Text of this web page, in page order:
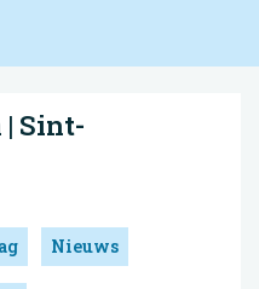
| Sint-
Nieuws